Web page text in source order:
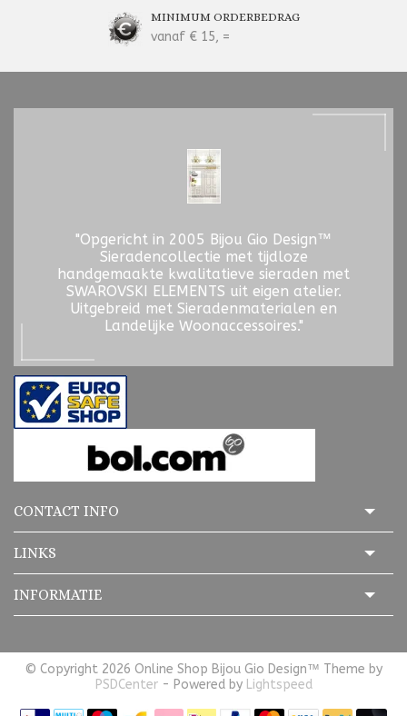
MINIMUM ORDERBEDRAG
vanaf € 15, =
"Opgericht in 2005 Bijou Gio Design™
Sieradencollectie met tijdloze
handgemaakte kwalitatieve sieraden met
SWAROVSKI ELEMENTS uit eigen atelier.
Uitgebreid met Sieradenmaterialen en
Landelijke Woonaccessoires."
CONTACT INFO
LINKS
INFORMATIE
© Copyright 2026 Online Shop Bijou Gio Design™ Theme by
PSDCenter- Powered by Lightspeed